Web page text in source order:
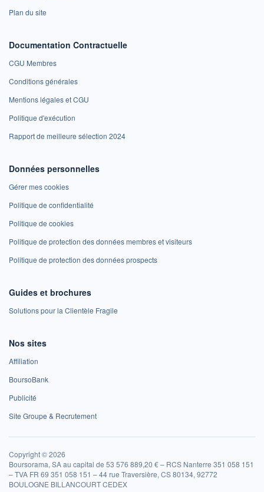
Plan du site
Documentation Contractuelle
CGU Membres
Conditions générales
Mentions légales et CGU
Politique d'exécution
Rapport de meilleure sélection 2024
Données personnelles
Gérer mes cookies
Politique de confidentialité
Politique de cookies
Politique de protection des données membres et visiteurs
Politique de protection des données prospects
Guides et brochures
Solutions pour la Clientèle Fragile
Nos sites
Affiliation
BoursoBank
Publicité
Site Groupe & Recrutement
Copyright © 2026
Boursorama, SA au capital de 53 576 889,20 € – RCS Nanterre 351 058 151
– TVA FR 69 351 058 151 – 44 rue Traversière, CS 80134, 92772
BOULOGNE BILLANCOURT CEDEX